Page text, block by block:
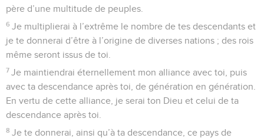
père d’une multitude de peuples.
6 Je multiplierai à l’extrême le nombre de tes descendants et
je te donnerai d’être à l’origine de diverses nations ; des rois
même seront issus de toi.
7 Je maintiendrai éternellement mon alliance avec toi, puis
avec ta descendance après toi, de génération en génération.
En vertu de cette alliance, je serai ton Dieu et celui de ta
descendance après toi.
8 Je te donnerai, ainsi qu’à ta descendance, ce pays de